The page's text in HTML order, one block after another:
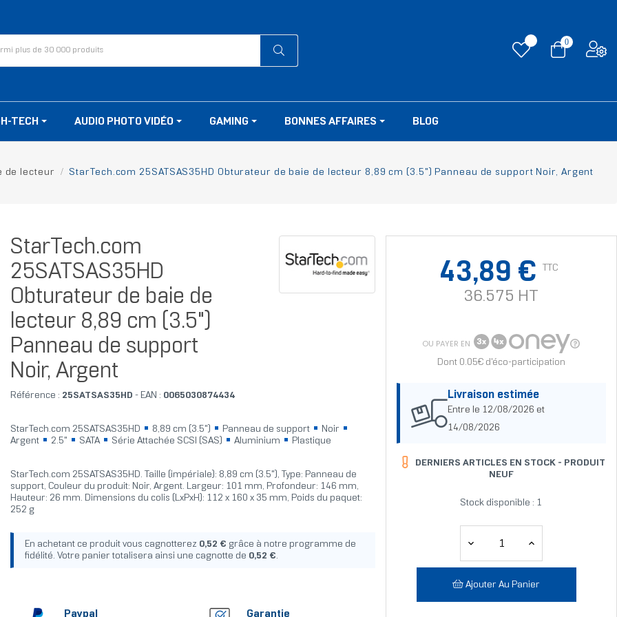
0
TECH AUDIO PHOTO VIDÉO GAMING BONNES AFFAIRES BLOG
de lecteur StarTech.com 25SATSAS35HD Obturateur de baie de lecteur 8,89 cm (3.5") Panneau de support Noir, Argent
StarTech.com
25SATSAS35HD
Obturateur de baie de
lecteur 8,89 cm (3.5")
Panneau de support
Noir, Argent
Référence : 25SATSAS35HD - EAN : 0065030874434
StarTech.com 25SATSAS35HD 8,89 cm (3.5") Panneau de support
Noir
Argent
2.5" SATA Série Attachée SCSI (SAS) Aluminium Plastique
StarTech.com 25SATSAS35HD. Taille (impériale): 8,89 cm (3.5"), Type: Panneau de
support, Couleur du produit: Noir, Argent. Largeur: 101 mm, Profondeur: 146 mm,
Hauteur: 26 mm. Dimensions du colis (LxPxH): 112 x 160 x 35 mm, Poids du paquet:
252 g
En achetant ce produit vous cagnotterez 0,52 € grâce à notre programme de
fidélité. Votre panier totalisera ainsi une cagnotte de 0,52 €.
Paypal Garantie
43,89 € TTC
36.575 HT
OU PAYER EN
Dont 0.05€ d'éco-participation
Livraison estimée
Entre le 12/08/2026 et
14/08/2026
DERNIERS ARTICLES EN STOCK - PRODUIT
NEUF
Stock disponible : 1
Ajouter Au Panier